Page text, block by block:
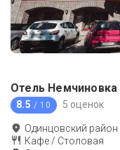
Отель Немчиновка
8.5 / 10 5 оценок
Одинцовский район
Кафе / Столовая